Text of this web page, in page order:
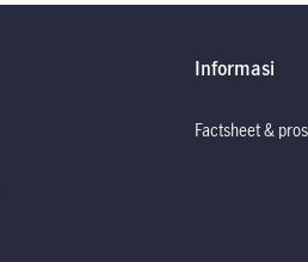
Informasi
Factsheet &